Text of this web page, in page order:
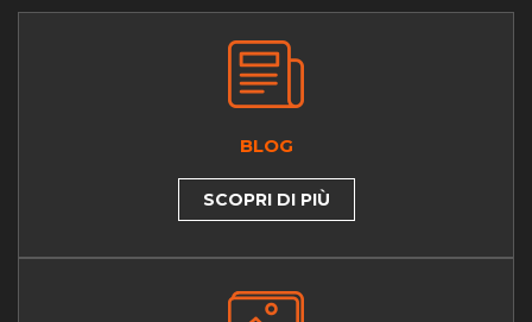
BLOG
SCOPRI DI PIÙ